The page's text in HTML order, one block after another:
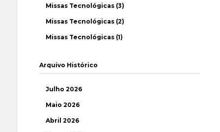
Missas Tecnológicas (3)
Missas Tecnológicas (2)
Missas Tecnológicas (1)
Arquivo Histórico
Julho 2026
Maio 2026
Abril 2026